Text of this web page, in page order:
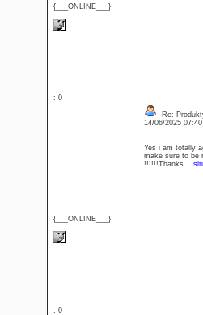
{___ONLINE___}
: 0
{___ONLINE___}
Re:
14/06/2025
Yes i am totally
make sure to be
!!!!!!Thanks
: 0